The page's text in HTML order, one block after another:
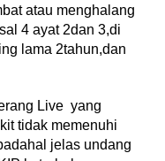
atau menghalang
4 ayat 2dan 3,di
lama 2tahun,dan
Live yang
tidak memenuhi
jelas undang